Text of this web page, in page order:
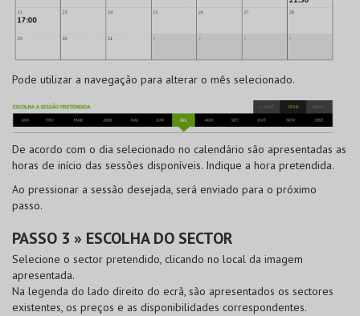
Pode utilizar a navegação para alterar o mês selecionado.
De acordo com o dia selecionado no calendário são apresentadas as
horas de início das sessões disponíveis. Indique a hora pretendida.
Ao pressionar a sessão desejada, será enviado para o próximo
passo.
PASSO 3 » ESCOLHA DO SECTOR
Selecione o sector pretendido, clicando no local da imagem
apresentada.
Na legenda do lado direito do ecrã, são apresentados os sectores
existentes, os preços e as disponibilidades correspondentes.